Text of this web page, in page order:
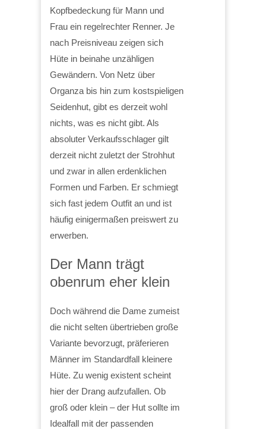
Kopfbedeckung für Mann und
Frau ein regelrechter Renner. Je
nach Preisniveau zeigen sich
Hüte in beinahe unzähligen
Gewändern. Von Netz über
Organza bis hin zum kostspieligen
Seidenhut, gibt es derzeit wohl
nichts, was es nicht gibt. Als
absoluter Verkaufsschlager gilt
derzeit nicht zuletzt der Strohhut
und zwar in allen erdenklichen
Formen und Farben. Er schmiegt
sich fast jedem Outfit an und ist
häufig einigermaßen preiswert zu
erwerben.
Der Mann trägt
obenrum eher klein
Doch während die Dame zumeist
die nicht selten übertrieben große
Variante bevorzugt, präferieren
Männer im Standardfall kleinere
Hüte. Zu wenig existent scheint
hier der Drang aufzufallen. Ob
groß oder klein – der Hut sollte im
Idealfall mit der passenden